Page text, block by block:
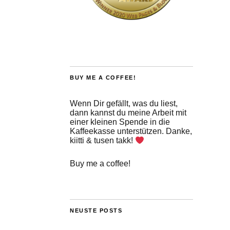
BUY ME A COFFEE!
Wenn Dir gefällt, was du liest,
dann kannst du meine Arbeit mit
einer kleinen Spende in die
Kaffeekasse unterstützen. Danke,
kiitti & tusen takk!
Buy me a coffee!
NEUSTE POSTS